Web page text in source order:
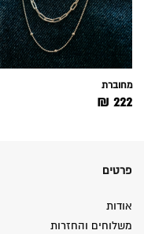
מחוברת
222
₪
פרטים
אודות
משלוחים והחזרות